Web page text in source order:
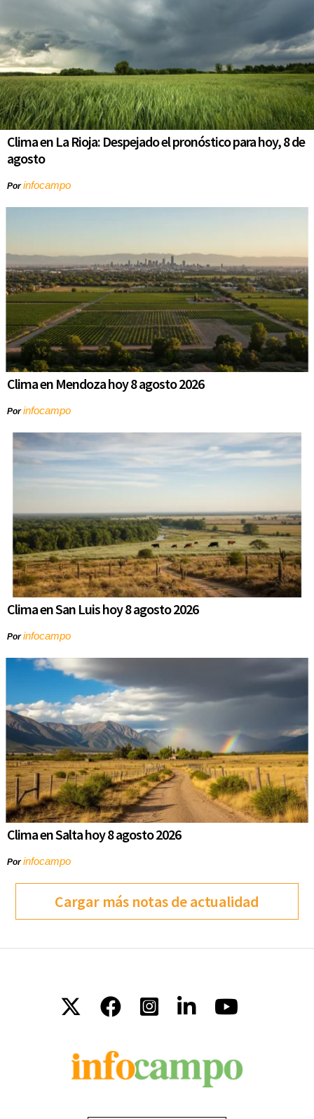
Clima en La Rioja: Despejado el pronóstico para hoy, 8 de
agosto
Porinfocampo
Clima en Mendoza hoy 8 agosto 2026
Porinfocampo
Clima en San Luis hoy 8 agosto 2026
Porinfocampo
Clima en Salta hoy 8 agosto 2026
Porinfocampo
Cargar más notas de actualidad